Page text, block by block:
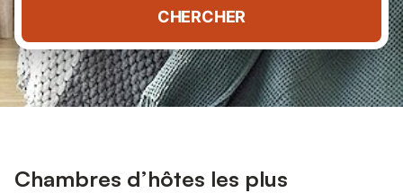
CHERCHER
Chambres d’hôtes les plus